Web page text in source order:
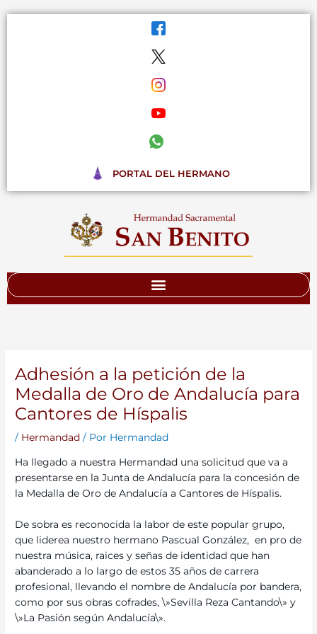
PORTAL DEL HERMANO
Adhesión a la petición de la
Medalla de Oro de Andalucía para
Cantores de Híspalis
/ Hermandad / Por Hermandad
Ha llegado a nuestra Hermandad una solicitud que va a
presentarse en la Junta de Andalucía para la concesión de
la Medalla de Oro de Andalucía a Cantores de Híspalis.
De sobra es reconocida la labor de este popular grupo,
que liderea nuestro hermano Pascual González, en pro de
nuestra música, raices y señas de identidad que han
abanderado a lo largo de estos 35 años de carrera
profesional, llevando el nombre de Andalucía por bandera,
como por sus obras cofrades, \»Sevilla Reza Cantando\» y
\»La Pasión según Andalucía\».